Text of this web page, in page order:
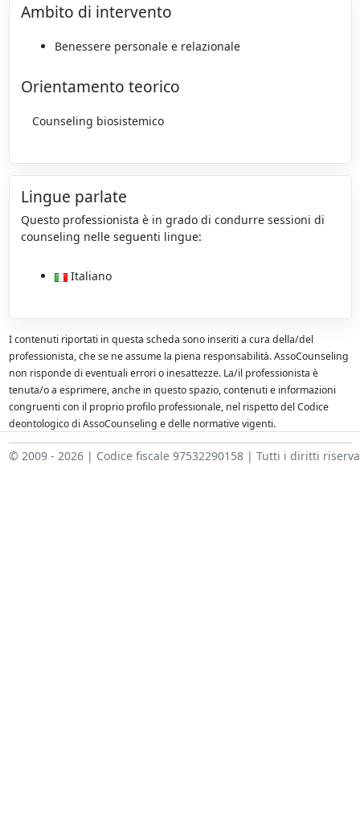
Ambito di intervento
Benessere personale e relazionale
Orientamento teorico
Counseling biosistemico
Lingue parlate
Questo professionista è in grado di condurre sessioni di
counseling nelle seguenti lingue:
Italiano
I contenuti riportati in questa scheda sono inseriti a cura della/del
professionista, che se ne assume la piena responsabilità. AssoCounseling
non risponde di eventuali errori o inesattezze. La/il professionista è
tenuta/o a esprimere, anche in questo spazio, contenuti e informazioni
congruenti con il proprio profilo professionale, nel rispetto del Codice
deontologico di AssoCounseling e delle normative vigenti.
© 2009 - 2026 | Codice fiscale 97532290158 | Tutti i diritti